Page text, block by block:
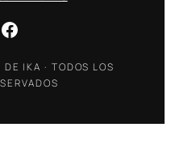
Facebook
IKA · TODOS LOS